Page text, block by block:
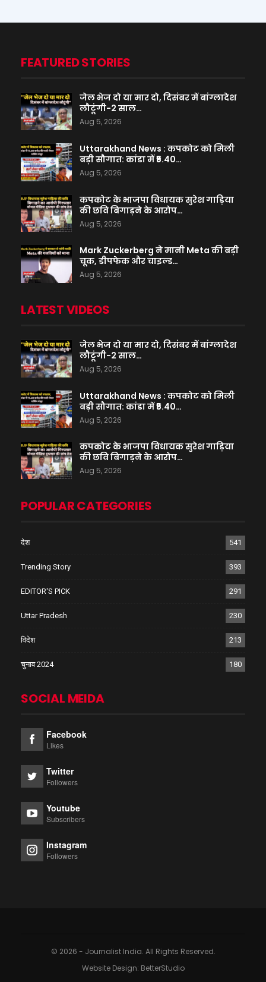
FEATURED STORIES
जेल भेज दो या मार दो, दिसंबर में बांग्लादेश
लौटूंगी-2 साल…
Aug 5, 2026
Uttarakhand News : कपकोट को मिली
बड़ी सौगात: कांडा में ₹5.40…
Aug 5, 2026
कपकोट के भाजपा विधायक सुरेश गाड़िया
की छवि बिगाड़ने के आरोप…
Aug 5, 2026
Mark Zuckerberg ने मानी Meta की बड़ी
चूक, डीपफेक और चाइल्ड…
Aug 5, 2026
LATEST VIDEOS
जेल भेज दो या मार दो, दिसंबर में बांग्लादेश
लौटूंगी-2 साल…
Aug 5, 2026
Uttarakhand News : कपकोट को मिली
बड़ी सौगात: कांडा में ₹5.40…
Aug 5, 2026
कपकोट के भाजपा विधायक सुरेश गाड़िया
की छवि बिगाड़ने के आरोप…
Aug 5, 2026
POPULAR CATEGORIES
देश 541
Trending Story 393
EDITOR'S PICK 291
Uttar Pradesh 230
विदेश 213
चुनाव 2024 180
SOCIAL MEIDA
Facebook
Likes
Twitter
Followers
Youtube
Subscribers
Instagram
Followers
© 2026 - Journalist India. All Rights Reserved.
Website Design: BetterStudio